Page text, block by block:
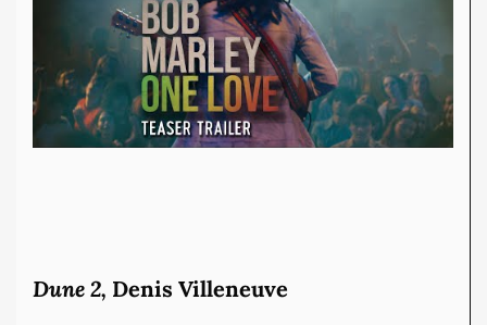
Dune 2, Denis Villeneuve